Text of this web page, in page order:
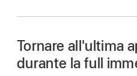
Tornare all'ultima
durante la full